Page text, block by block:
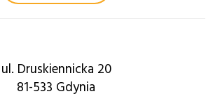
ul. Druskiennicka 20
81-533 Gdynia